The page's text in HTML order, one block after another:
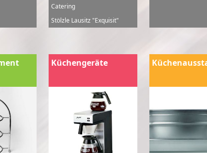
Catering
Stölzle Lausitz "Exquisit"
Küchengeräte